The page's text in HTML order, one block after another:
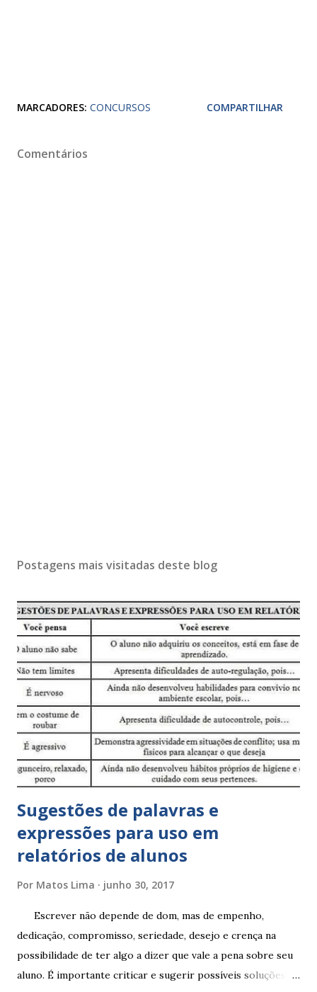
MARCADORES: CONCURSOS COMPARTILHAR
Comentários
Postagens mais visitadas deste blog
Sugestões de palavras e
expressões para uso em
relatórios de alunos
Por Matos Lima junho 30, 2017
Escrever não depende de dom, mas de empenho,
dedicação, compromisso, seriedade, desejo e crença na
possibilidade de ter algo a dizer que vale a pena sobre seu
aluno. É importante criticar e sugerir possíveis soluções.